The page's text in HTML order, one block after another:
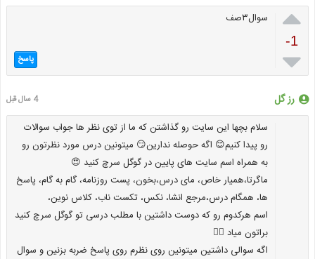

-1

سوال۳صف
پاسخ
رز گل 4 سال قبل
سلام بچها این سایت رو گذاشتن که ما از توی نظر ها جواب سوالات
رو پیدا کنیم😊 اگه حوصله ندارین😏 میتونین درس مورد نظرتون رو
به همراه اسم سایت های پایین در گوگل سرچ کنید 😍
ماگرتا،همیار خاص، مای درس،بخون، پست روزنامه، گام به گام، پاسخ
ها، همگام درس،مرجع انشا، نکس، تکست ناب، کلاس نوین،
اسم هرکدوم رو که دوست داشتین با مطلب درسی تو گوگل سرچ کنید
براتون میاد ✌🏻
اگه سوالی داشتین میتونین روی نظرم روی پاسخ ضربه بزنین و سوال